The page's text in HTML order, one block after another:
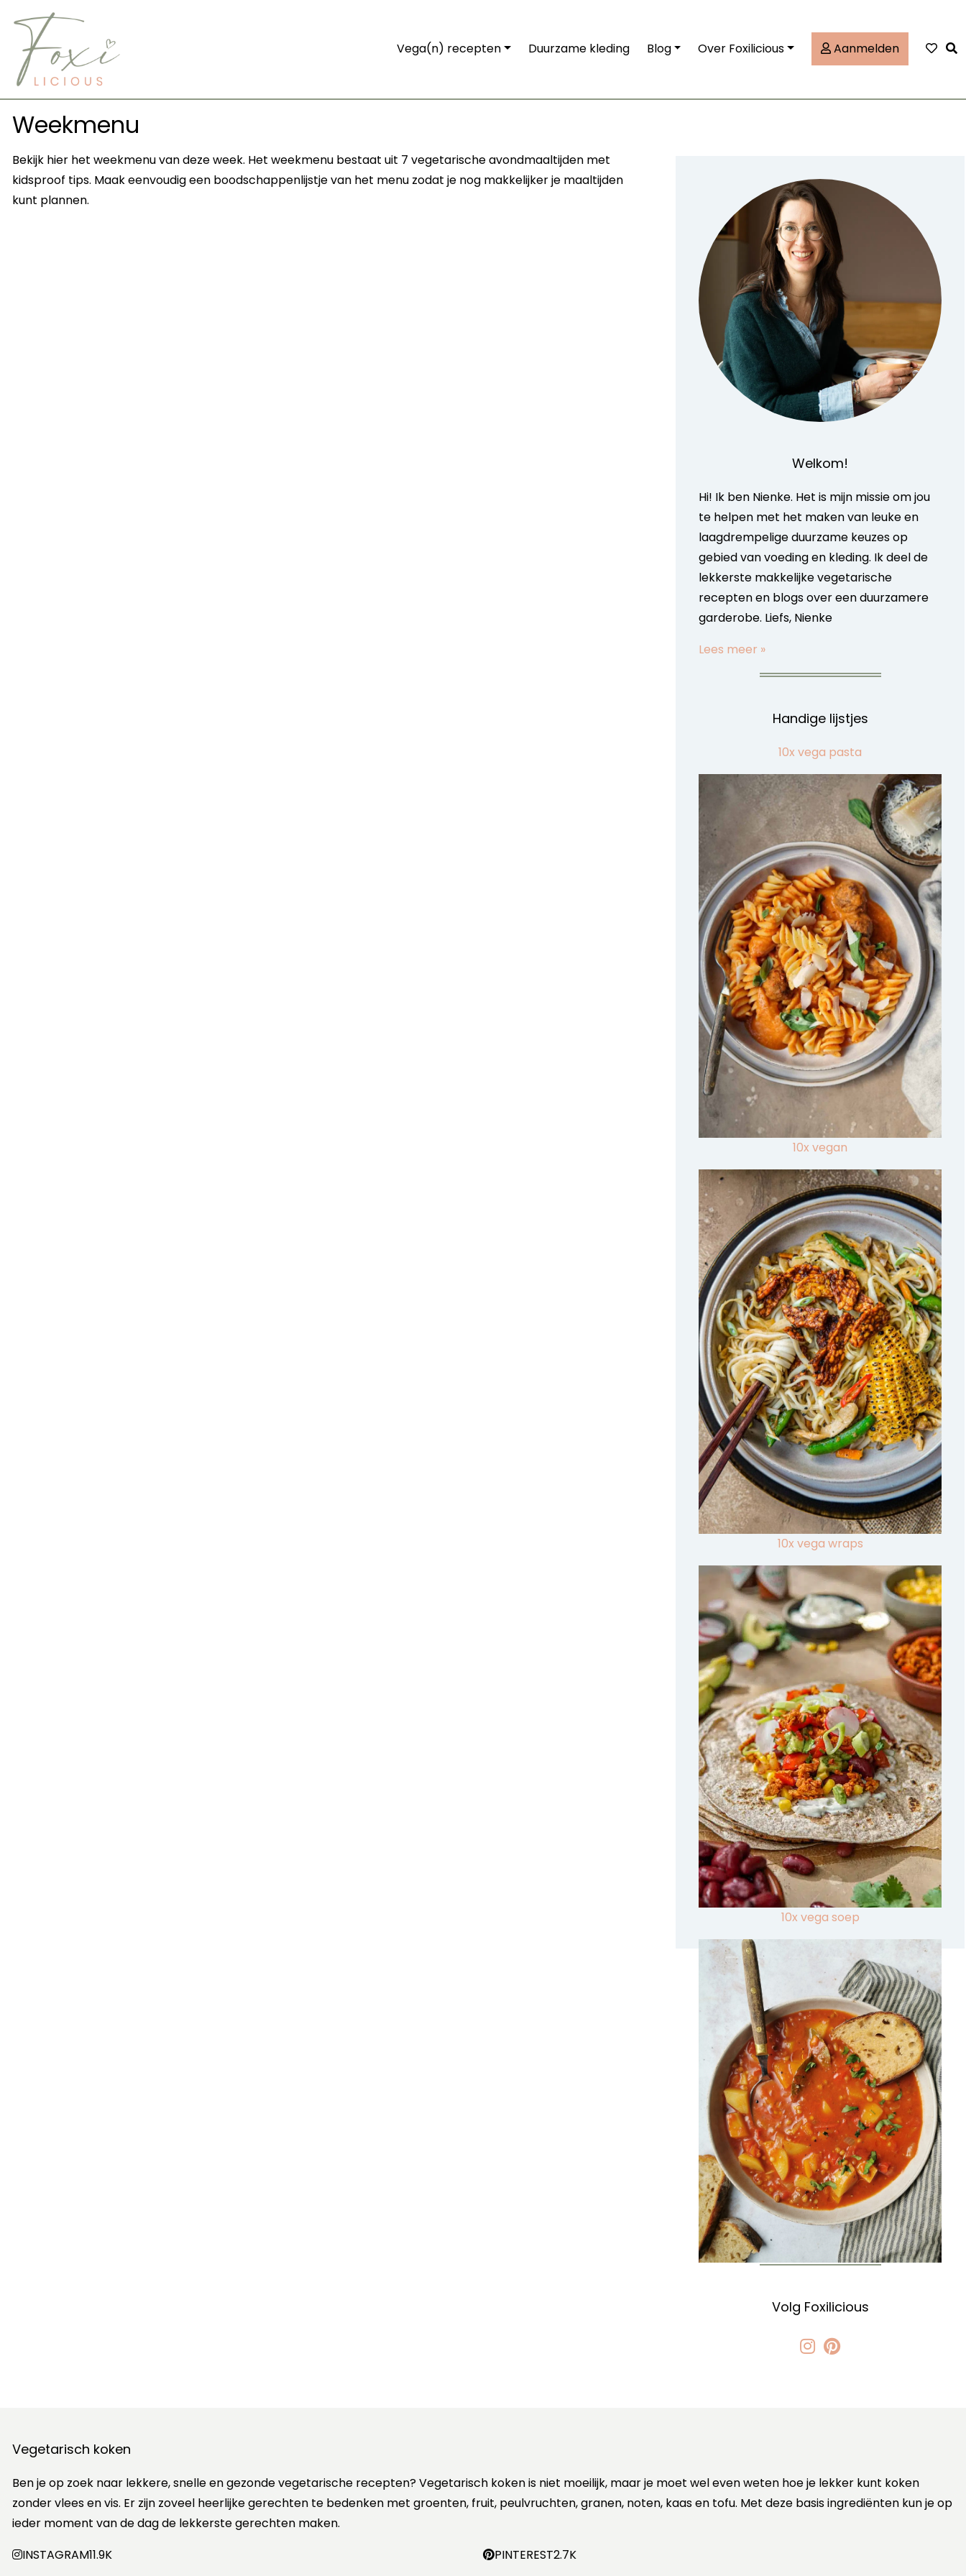
content
Vega(n) recepten Duurzame kleding Blog Over Foxilicious Aanmelden
Weekmenu
Bekijk hier het weekmenu van deze week. Het weekmenu bestaat uit 7 vegetarische avondmaaltijden met
kidsproof tips. Maak eenvoudig een boodschappenlijstje van het menu zodat je nog makkelijker je maaltijden
kunt plannen.
Welkom!
Hi! Ik ben Nienke. Het is mijn missie om jou
te helpen met het maken van leuke en
laagdrempelige duurzame keuzes op
gebied van voeding en kleding. Ik deel de
lekkerste makkelijke vegetarische
recepten en blogs over een duurzamere
garderobe. Liefs, Nienke
Lees meer »
Handige lijstjes
10x vega pasta
10x vegan
10x vega wraps
10x vega soep
Volg Foxilicious
Vegetarisch koken
Ben je op zoek naar lekkere, snelle en gezonde vegetarische recepten? Vegetarisch koken is niet moeilijk, maar je moet wel even weten hoe je lekker kunt koken
zonder vlees en vis. Er zijn zoveel heerlijke gerechten te bedenken met groenten, fruit, peulvruchten, granen, noten, kaas en tofu. Met deze basis ingrediënten kun je op
ieder moment van de dag de lekkerste gerechten maken.
INSTAGRAM11.9K PINTEREST2.7K